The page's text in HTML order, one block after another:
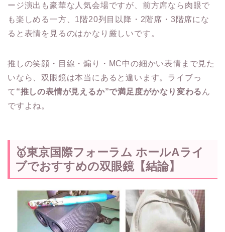
ージ演出も豪華な人気会場ですが、前方席なら肉眼で
も楽しめる一方、1階20列目以降・2階席・3階席にな
ると表情を見るのはかなり厳しいです。
推しの笑顔・目線・煽り・MC中の細かい表情まで見た
いなら、双眼鏡は本当にあると違います。ライブっ
て “推しの表情が見えるか”で満足度がかなり変わる ん
ですよね。
🥇東京国際フォーラム ホールAライ
ブでおすすめの双眼鏡【結論】